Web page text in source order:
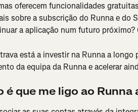
oferecem funcionalidades
sobre a subscrição do Runna e do
a aplicação num futuro próximo?
está a investir na Runna a
da equipa da Runna e acelerar
é que me ligo ao